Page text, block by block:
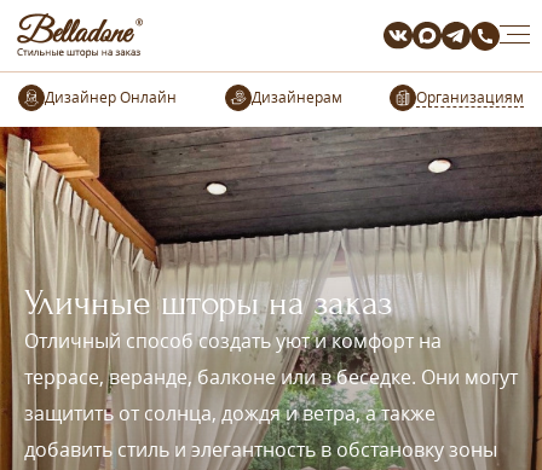
Организациям
Уличные шторы на заказ
Отличный способ создать уют и комфорт на
террасе, веранде, балконе или в беседке. Они могут
защитить от солнца, дождя и ветра, а также
добавить стиль и элегантность в обстановку зоны